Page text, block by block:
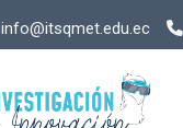
info@itsqmet.edu.ec